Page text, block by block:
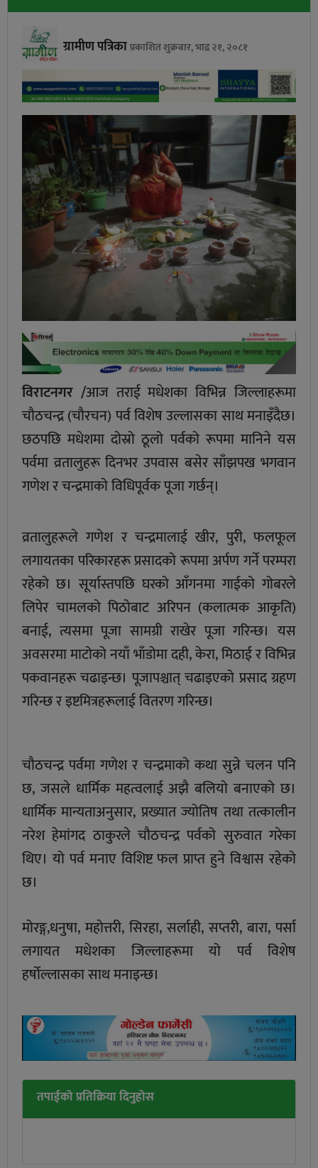
ग्रामीण पत्रिकाप्रकाशित शुक्रबार, भाद्र २१, २०८१
विराटनगर /आज तराई मधेशका विभिन्न जिल्लाहरूमा
चौठचन्द्र (चौरचन) पर्व विशेष उल्लासका साथ मनाइँदैछ।
छठपछि मधेशमा दोस्रो ठूलो पर्वको रूपमा मानिने यस
पर्वमा व्रतालुहरू दिनभर उपवास बसेर साँझपख भगवान
गणेश र चन्द्रमाको विधिपूर्वक पूजा गर्छन्।
व्रतालुहरूले गणेश र चन्द्रमालाई खीर, पुरी, फलफूल
लगायतका परिकारहरू प्रसादको रूपमा अर्पण गर्ने परम्परा
रहेको छ। सूर्यास्तपछि घरको आँगनमा गाईको गोबरले
लिपेर चामलको पिठोबाट अरिपन (कलात्मक आकृति)
बनाई, त्यसमा पूजा सामग्री राखेर पूजा गरिन्छ। यस
अवसरमा माटोको नयाँ भाँडोमा दही, केरा, मिठाई र विभिन्न
पकवानहरू चढाइन्छ। पूजापश्चात् चढाइएको प्रसाद ग्रहण
गरिन्छ र इष्टमित्रहरूलाई वितरण गरिन्छ।
चौठचन्द्र पर्वमा गणेश र चन्द्रमाको कथा सुन्ने चलन पनि
छ, जसले धार्मिक महत्वलाई अझै बलियो बनाएको छ।
धार्मिक मान्यताअनुसार, प्रख्यात ज्योतिष तथा तत्कालीन
नरेश हेमांगद ठाकुरले चौठचन्द्र पर्वको सुरुवात गरेका
थिए। यो पर्व मनाए विशिष्ट फल प्राप्त हुने विश्वास रहेको
छ।
मोरङ्ग,धनुषा, महोत्तरी, सिरहा, सर्लाही, सप्तरी, बारा, पर्सा
लगायत मधेशका जिल्लाहरूमा यो पर्व विशेष
हर्षोल्लासका साथ मनाइन्छ।
तपाईको प्रतिक्रिया दिनुहोस